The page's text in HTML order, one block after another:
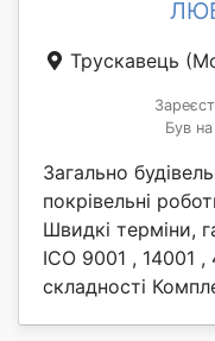
Трускавець
Був
Загально
покрівельні
Швидкі терміни,
ICO 9001 , 14001
складності